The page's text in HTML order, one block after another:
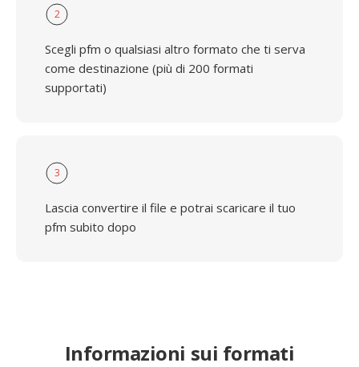
2
Scegli pfm o qualsiasi altro formato che ti serva
come destinazione (più di 200 formati
supportati)
3
Lascia convertire il file e potrai scaricare il tuo
pfm subito dopo
Informazioni sui formati